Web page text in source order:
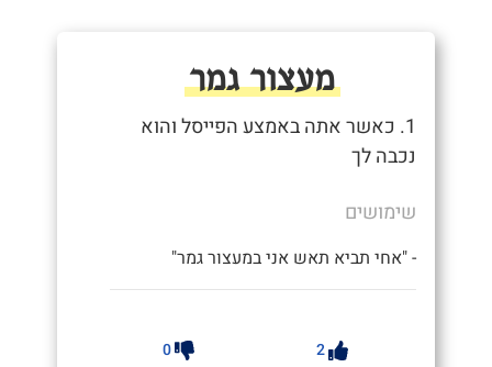
מעצור גמר
1. כאשר אתה באמצע הפייסל והוא
נכבה לך
שימושים
- "אחי תביא תאש אני במעצור גמר"
2
0